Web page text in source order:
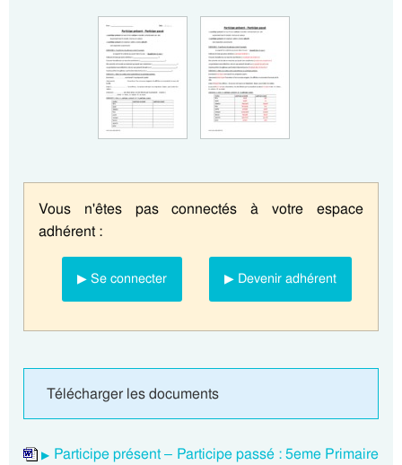
Vous n'êtes pas connectés à votre espace
adhérent :
▶ Se connecter ▶ Devenir adhérent
Télécharger les documents
Participe présent – Participe passé : 5eme Primaire